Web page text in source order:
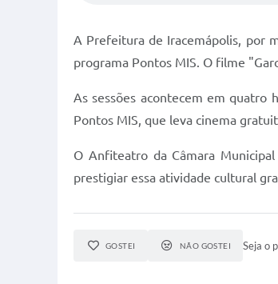
A Prefeitura de Iracemápolis, por
programa Pontos MIS. O filme
As sessões acontecem em quatro
Pontos MIS, que leva cinema
O Anfiteatro da Câmara
prestigiar essa atividade cultural
GOSTEI NÃO GOSTEI Seja o